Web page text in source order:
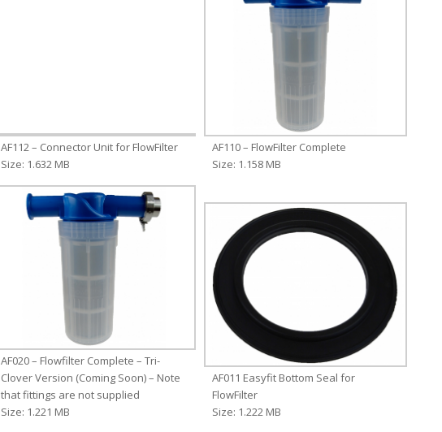
AF112 – Connector Unit for FlowFilter
Size: 1.632 MB
AF110 – FlowFilter Complete
Size: 1.158 MB
AF020 – Flowfilter Complete – Tri-
Clover Version (Coming Soon) – Note
that fittings are not supplied
Size: 1.221 MB
AF011 Easyfit Bottom Seal for
FlowFilter
Size: 1.222 MB